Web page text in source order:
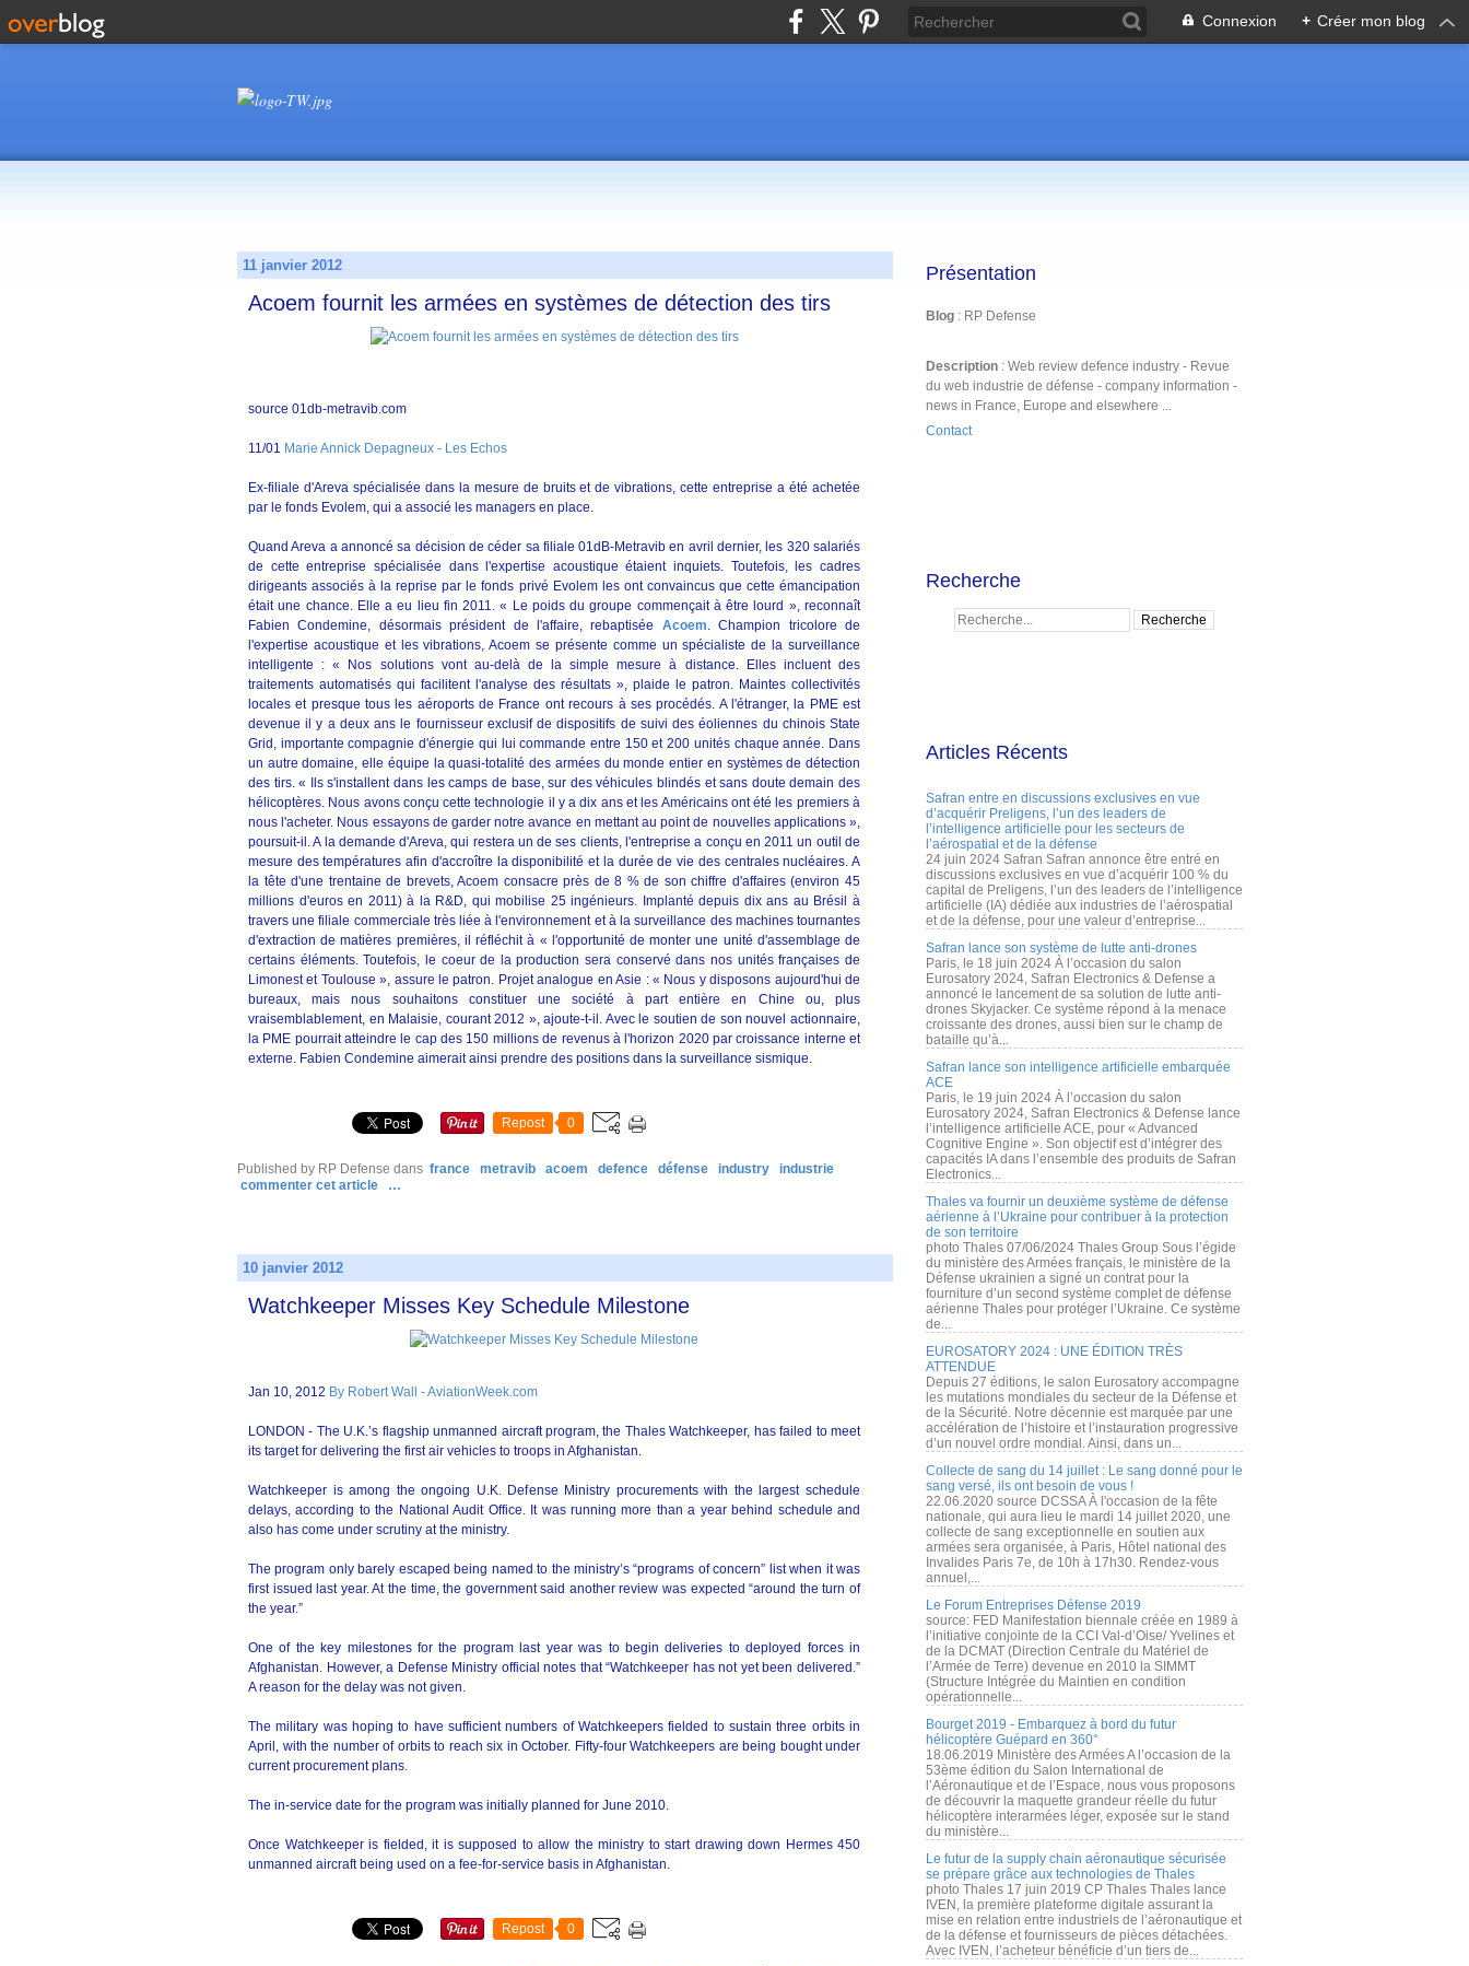
Connexion + Créer mon blog
11 janvier 2012
Acoem fournit les armées en systèmes de détection des tirs
source 01db-metravib.com
11/01 Marie Annick Depagneux - Les Echos
Ex-filiale d'Areva spécialisée dans la mesure de bruits et de vibrations, cette entreprise a été achetée
par le fonds Evolem, qui a associé les managers en place.
Quand Areva a annoncé sa décision de céder sa filiale 01dB-Metravib en avril dernier, les 320 salariés
de cette entreprise spécialisée dans l'expertise acoustique étaient inquiets. Toutefois, les cadres
dirigeants associés à la reprise par le fonds privé Evolem les ont convaincus que cette émancipation
était une chance. Elle a eu lieu fin 2011. « Le poids du groupe commençait à être lourd », reconnaît
Fabien Condemine, désormais président de l'affaire, rebaptisée Acoem. Champion tricolore de
l'expertise acoustique et les vibrations, Acoem se présente comme un spécialiste de la surveillance
intelligente : « Nos solutions vont au-delà de la simple mesure à distance. Elles incluent des
traitements automatisés qui facilitent l'analyse des résultats », plaide le patron. Maintes collectivités
locales et presque tous les aéroports de France ont recours à ses procédés. A l'étranger, la PME est
devenue il y a deux ans le fournisseur exclusif de dispositifs de suivi des éoliennes du chinois State
Grid, importante compagnie d'énergie qui lui commande entre 150 et 200 unités chaque année. Dans
un autre domaine, elle équipe la quasi-totalité des armées du monde entier en systèmes de détection
des tirs. « Ils s'installent dans les camps de base, sur des véhicules blindés et sans doute demain des
hélicoptères. Nous avons conçu cette technologie il y a dix ans et les Américains ont été les premiers à
nous l'acheter. Nous essayons de garder notre avance en mettant au point de nouvelles applications »,
poursuit-il. A la demande d'Areva, qui restera un de ses clients, l'entreprise a conçu en 2011 un outil de
mesure des températures afin d'accroître la disponibilité et la durée de vie des centrales nucléaires. A
la tête d'une trentaine de brevets, Acoem consacre près de 8 % de son chiffre d'affaires (environ 45
millions d'euros en 2011) à la R&D, qui mobilise 25 ingénieurs. Implanté depuis dix ans au Brésil à
travers une filiale commerciale très liée à l'environnement et à la surveillance des machines tournantes
d'extraction de matières premières, il réfléchit à « l'opportunité de monter une unité d'assemblage de
certains éléments. Toutefois, le coeur de la production sera conservé dans nos unités françaises de
Limonest et Toulouse », assure le patron. Projet analogue en Asie : « Nous y disposons aujourd'hui de
bureaux, mais nous souhaitons constituer une société à part entière en Chine ou, plus
vraisemblablement, en Malaisie, courant 2012 », ajoute-t-il. Avec le soutien de son nouvel actionnaire,
la PME pourrait atteindre le cap des 150 millions de revenus à l'horizon 2020 par croissance interne et
externe. Fabien Condemine aimerait ainsi prendre des positions dans la surveillance sismique.
Repost 0
Published by RP Defense dans france metravib acoem defence défense industry
industrie
commenter cet article
…
10 janvier 2012
Watchkeeper Misses Key Schedule Milestone
Jan 10, 2012 By Robert Wall - AviationWeek.com
LONDON - The U.K.’s flagship unmanned aircraft program, the Thales Watchkeeper, has failed to meet
its target for delivering the first air vehicles to troops in Afghanistan.
Watchkeeper is among the ongoing U.K. Defense Ministry procurements with the largest schedule
delays, according to the National Audit Office. It was running more than a year behind schedule and
also has come under scrutiny at the ministry.
The program only barely escaped being named to the ministry’s “programs of concern” list when it was
first issued last year. At the time, the government said another review was expected “around the turn of
the year.”
One of the key milestones for the program last year was to begin deliveries to deployed forces in
Afghanistan. However, a Defense Ministry official notes that “Watchkeeper has not yet been delivered.”
A reason for the delay was not given.
The military was hoping to have sufficient numbers of Watchkeepers fielded to sustain three orbits in
April, with the number of orbits to reach six in October. Fifty-four Watchkeepers are being bought under
current procurement plans.
The in-service date for the program was initially planned for June 2010.
Once Watchkeeper is fielded, it is supposed to allow the ministry to start drawing down Hermes 450
unmanned aircraft being used on a fee-for-service basis in Afghanistan.
Repost 0
Présentation
Blog : RP Defense
Description : Web review defence industry - Revue
du web industrie de défense - company information -
news in France, Europe and elsewhere ...
Contact
Recherche
Articles Récents
Safran entre en discussions exclusives en vue
d’acquérir Preligens, l’un des leaders de
l’intelligence artificielle pour les secteurs de
l’aérospatial et de la défense
24 juin 2024 Safran Safran annonce être entré en
discussions exclusives en vue d’acquérir 100 % du
capital de Preligens, l’un des leaders de l’intelligence
artificielle (IA) dédiée aux industries de l’aérospatial
et de la défense, pour une valeur d’entreprise...
Safran lance son système de lutte anti-drones
Paris, le 18 juin 2024 À l’occasion du salon
Eurosatory 2024, Safran Electronics & Defense a
annoncé le lancement de sa solution de lutte anti-
drones Skyjacker. Ce système répond à la menace
croissante des drones, aussi bien sur le champ de
bataille qu’à...
Safran lance son intelligence artificielle embarquée
ACE
Paris, le 19 juin 2024 À l’occasion du salon
Eurosatory 2024, Safran Electronics & Defense lance
l’intelligence artificielle ACE, pour « Advanced
Cognitive Engine ». Son objectif est d’intégrer des
capacités IA dans l’ensemble des produits de Safran
Electronics...
Thales va fournir un deuxième système de défense
aérienne à l’Ukraine pour contribuer à la protection
de son territoire
photo Thales 07/06/2024 Thales Group Sous l’égide
du ministère des Armées français, le ministère de la
Défense ukrainien a signé un contrat pour la
fourniture d’un second système complet de défense
aérienne Thales pour protéger l’Ukraine. Ce système
de...
EUROSATORY 2024 : UNE ÉDITION TRÈS
ATTENDUE
Depuis 27 éditions, le salon Eurosatory accompagne
les mutations mondiales du secteur de la Défense et
de la Sécurité. Notre décennie est marquée par une
accélération de l’histoire et l’instauration progressive
d’un nouvel ordre mondial. Ainsi, dans un...
Collecte de sang du 14 juillet : Le sang donné pour le
sang versé, ils ont besoin de vous !
22.06.2020 source DCSSA À l'occasion de la fête
nationale, qui aura lieu le mardi 14 juillet 2020, une
collecte de sang exceptionnelle en soutien aux
armées sera organisée, à Paris, Hôtel national des
Invalides Paris 7e, de 10h à 17h30. Rendez-vous
annuel,...
Le Forum Entreprises Défense 2019
source: FED Manifestation biennale créée en 1989 à
l’initiative conjointe de la CCI Val-d’Oise/ Yvelines et
de la DCMAT (Direction Centrale du Matériel de
l’Armée de Terre) devenue en 2010 la SIMMT
(Structure Intégrée du Maintien en condition
opérationnelle...
Bourget 2019 - Embarquez à bord du futur
hélicoptère Guépard en 360°
18.06.2019 Ministère des Armées A l’occasion de la
53ème édition du Salon International de
l’Aéronautique et de l’Espace, nous vous proposons
de découvrir la maquette grandeur réelle du futur
hélicoptère interarmées léger, exposée sur le stand
du ministère...
Le futur de la supply chain aéronautique sécurisée
se prépare grâce aux technologies de Thales
photo Thales 17 juin 2019 CP Thales Thales lance
IVEN, la première plateforme digitale assurant la
mise en relation entre industriels de l’aéronautique et
de la défense et fournisseurs de pièces détachées.
Avec IVEN, l’acheteur bénéficie d’un tiers de...